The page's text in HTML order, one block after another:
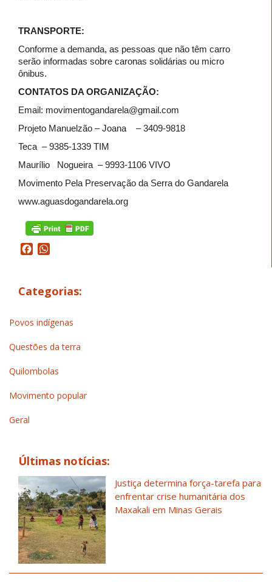
TRANSPORTE:
Conforme a demanda, as pessoas que não têm carro
serão informadas sobre caronas solidárias ou micro
ônibus.
CONTATOS DA ORGANIZAÇÃO:
Email: movimentogandarela@gmail.com
Projeto Manuelzão – Joana – 3409-9818
Teca – 9385-1339 TIM
Maurílio Nogueira – 9993-1106 VIVO
Movimento Pela Preservação da Serra do Gandarela
www.aguasdogandarela.org
Facebook
Categorias:
Povos indígenas
Questões da terra
Quilombolas
Movimento popular
Geral
Últimas notícias:
Justiça determina força-tarefa para
enfrentar crise humanitária dos
Maxakali em Minas Gerais